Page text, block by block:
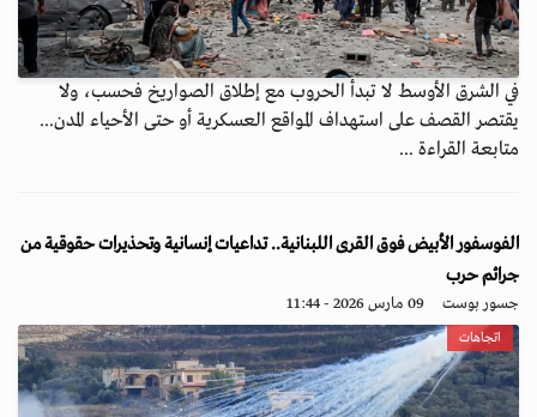
في الشرق الأوسط لا تبدأ الحروب مع إطلاق الصواريخ فحسب، ولا
يقتصر القصف على استهداف المواقع العسكرية أو حتى الأحياء المدن...
متابعة القراءة ...
الفوسفور الأبيض فوق القرى اللبنانية.. تداعيات إنسانية وتحذيرات حقوقية من
جرائم حرب
جسور بوست 09 مارس 2026 - 11:44
اتجاهات